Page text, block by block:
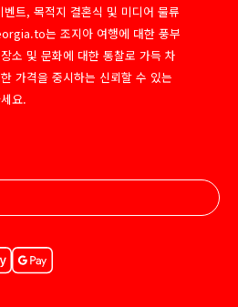
트, 목적지 결혼식 및 미디어 물류
는 조지아 여행에 대한 풍부
소 및 문화에 대한 통찰로 가득 차
가격을 중시하는 신뢰할 수 있는
요.